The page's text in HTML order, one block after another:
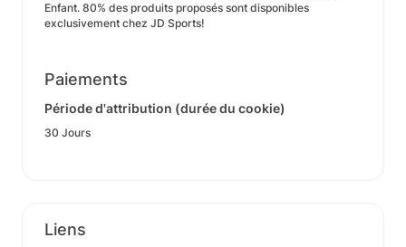
Enfant. 80% des produits proposés sont disponibles
exclusivement chez JD Sports!
Paiements
Période d'attribution (durée du cookie)
30 Jours
Liens